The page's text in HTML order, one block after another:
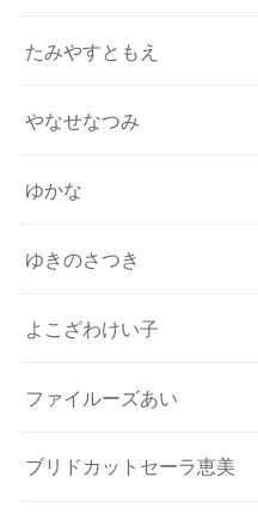
たみやすともえ
やなせなつみ
ゆかな
ゆきのさつき
よこざわけい子
ファイルーズあい
ブリドカットセーラ恵美